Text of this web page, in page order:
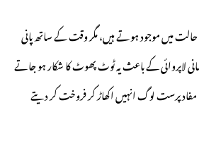
حالت میں موجود ہوتے ہیں، مگر وقت کے ساتھ پانی
لاپروائی کے باعث یہ ٹوٹ پھوٹ کا شکار ہو جاتے
پرست لوگ انہیں اکھاڑ کر فروخت کر دیتے